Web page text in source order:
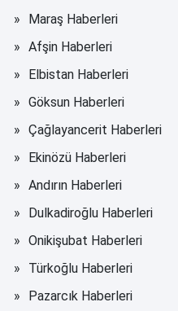
Maraş Haberleri
Afşin Haberleri
Elbistan Haberleri
Göksun Haberleri
Çağlayancerit Haberleri
Ekinözü Haberleri
Andırın Haberleri
Dulkadiroğlu Haberleri
Onikişubat Haberleri
Türkoğlu Haberleri
Pazarcık Haberleri